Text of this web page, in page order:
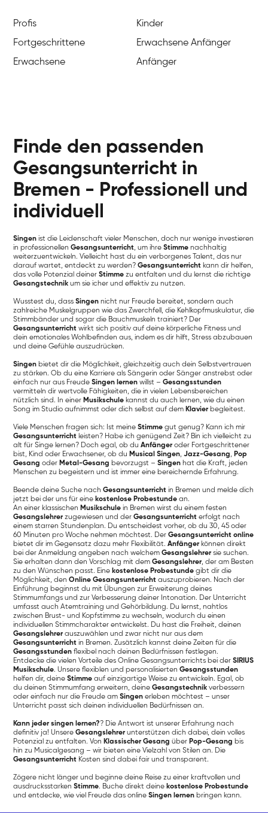
Profis
Kinder
Fortgeschrittene
Erwachsene Anfänger
Erwachsene
Anfänger
Finde den passenden
Gesangsunterricht in
Bremen - Professionell und
individuell
Singen ist die Leidenschaft vieler Menschen, doch nur wenige investieren
in professionellenGesangsunterricht, um ihreStimme nachhaltig
weiterzuentwickeln. Vielleicht hast du ein verborgenes Talent, das nur
darauf wartet, entdeckt zu werden?Gesangsunterricht kann dir helfen,
das volle Potenzial deinerStimme zu entfalten und du lernst die richtige
Gesangstechnik um sie icher und effektiv zu nutzen.
Wusstest du, dassSingen nicht nur Freude bereitet, sondern auch
zahlreiche Muskelgruppen wie das Zwerchfell, die Kehlkopfmuskulatur, die
Stimmbänder und sogar die Bauchmuskeln trainiert? Der
Gesangsunterricht wirkt sich positiv auf deine körperliche Fitness und
dein emotionales Wohlbefinden aus, indem es dir hilft, Stress abzubauen
und deine Gefühle auszudrücken.
Singen bietet dir die Möglichkeit, gleichzeitig auch dein Selbstvertrauen
zu stärken. Ob du eine Karriere als Sängerin oder Sänger anstrebst oder
einfach nur aus FreudeSingen lernen willst –Gesangsstunden
vermitteln dir wertvolle Fähigkeiten, die in vielen Lebensbereichen
nützlich sind. In einer Musikschule kannst du auch lernen, wie du einen
Song im Studio aufnimmst oder dich selbst auf dem Klavier begleitest.
Viele Menschen fragen sich: Ist meineStimme gut genug? Kann ich mir
Gesangsunterricht leisten? Habe ich genügend Zeit? Bin ich vielleicht zu
alt für Singe lernen? Doch egal, ob duAnfänger oder Fortgeschrittener
bist, Kind oder Erwachsener, ob du Musical Singen,Jazz-Gesang, Pop
Gesang oder Metal-Gesang bevorzugst –Singen hat die Kraft, jeden
Menschen zu begeistern und ist immer eine bereichernde Erfahrung.
Beende deine Suche nachGesangsunterricht in Bremen und melde dich
jetzt bei der uns für eine kostenlose Probestunde an.
An einer klassischen Musikschule in Bremen wirst du einem festen
Gesangslehrer zugewiesen und derGesangsunterricht erfolgt nach
einem starren Stundenplan. Du entscheidest vorher, ob du 30, 45 oder
60 Minuten pro Woche nehmen möchtest. DerGesangsunterricht online
bietet dir im Gegensatz dazu mehr Flexibilität.Anfänger können direkt
bei der Anmeldung angeben nach welchemGesangslehrer sie suchen.
Sie erhalten dann den Vorschlag mit demGesangslehrer, der am Besten
zu den Wünschen passt. Eine kostenlose Probestunde gibt dir die
Möglichkeit, denOnline Gesangsunterricht auszuprobieren. Nach der
Einführung beginnst du mit Übungen zur Erweiterung deines
Stimmumfangs und zur Verbesserung deiner Intonation. Der Unterricht
umfasst auch Atemtraining und Gehörbildung. Du lernst, nahtlos
zwischen Brust- und Kopfstimme zu wechseln, wodurch du einen
individuellen Stimmcharakter entwickelst. Du hast die Freiheit, deinen
Gesangslehrer auszuwählen und zwar nicht nur aus dem
Gesangsunterricht in Bremen. Zusätzlich kannst deine Zeiten für die
Gesangsstunden flexibel nach deinen Bedürfnissen festlegen.
Entdecke die vielen Vorteile des Online Gesangsunterrichts bei derSIRIUS
Musikschule. Unsere flexiblen und personalisiertenGesangsstunden
helfen dir, deineStimme auf einzigartige Weise zu entwickeln. Egal, ob
du deinen Stimmumfang erweitern, deineGesangstechnik verbessern
oder einfach nur die Freude amSingen erleben möchtest – unser
Unterricht passt sich deinen individuellen Bedürfnissen an.
Kann jeder singen lernen?? Die Antwort ist unserer Erfahrung nach
definitiv ja! UnsereGesangslehrer unterstützen dich dabei, dein volles
Potenzial zu entfalten. Von Klassischer Gesang über Pop-Gesang bis
hin zu Musicalgesang – wir bieten eine Vielzahl von Stilen an. Die
Gesangsunterricht Kosten sind dabei fair und transparent.
Zögere nicht länger und beginne deine Reise zu einer kraftvollen und
ausdrucksstarkenStimme. Buche direkt deine kostenlose Probestunde
und entdecke, wie viel Freude das onlineSingen lernen bringen kann.